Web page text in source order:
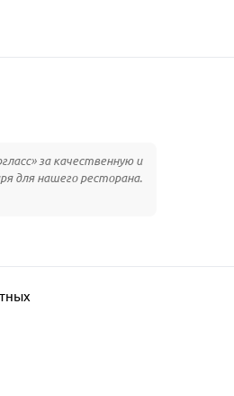
за качественную и
для нашего ресторана.